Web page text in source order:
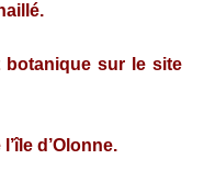
botanique sur le site
d’Olonne.